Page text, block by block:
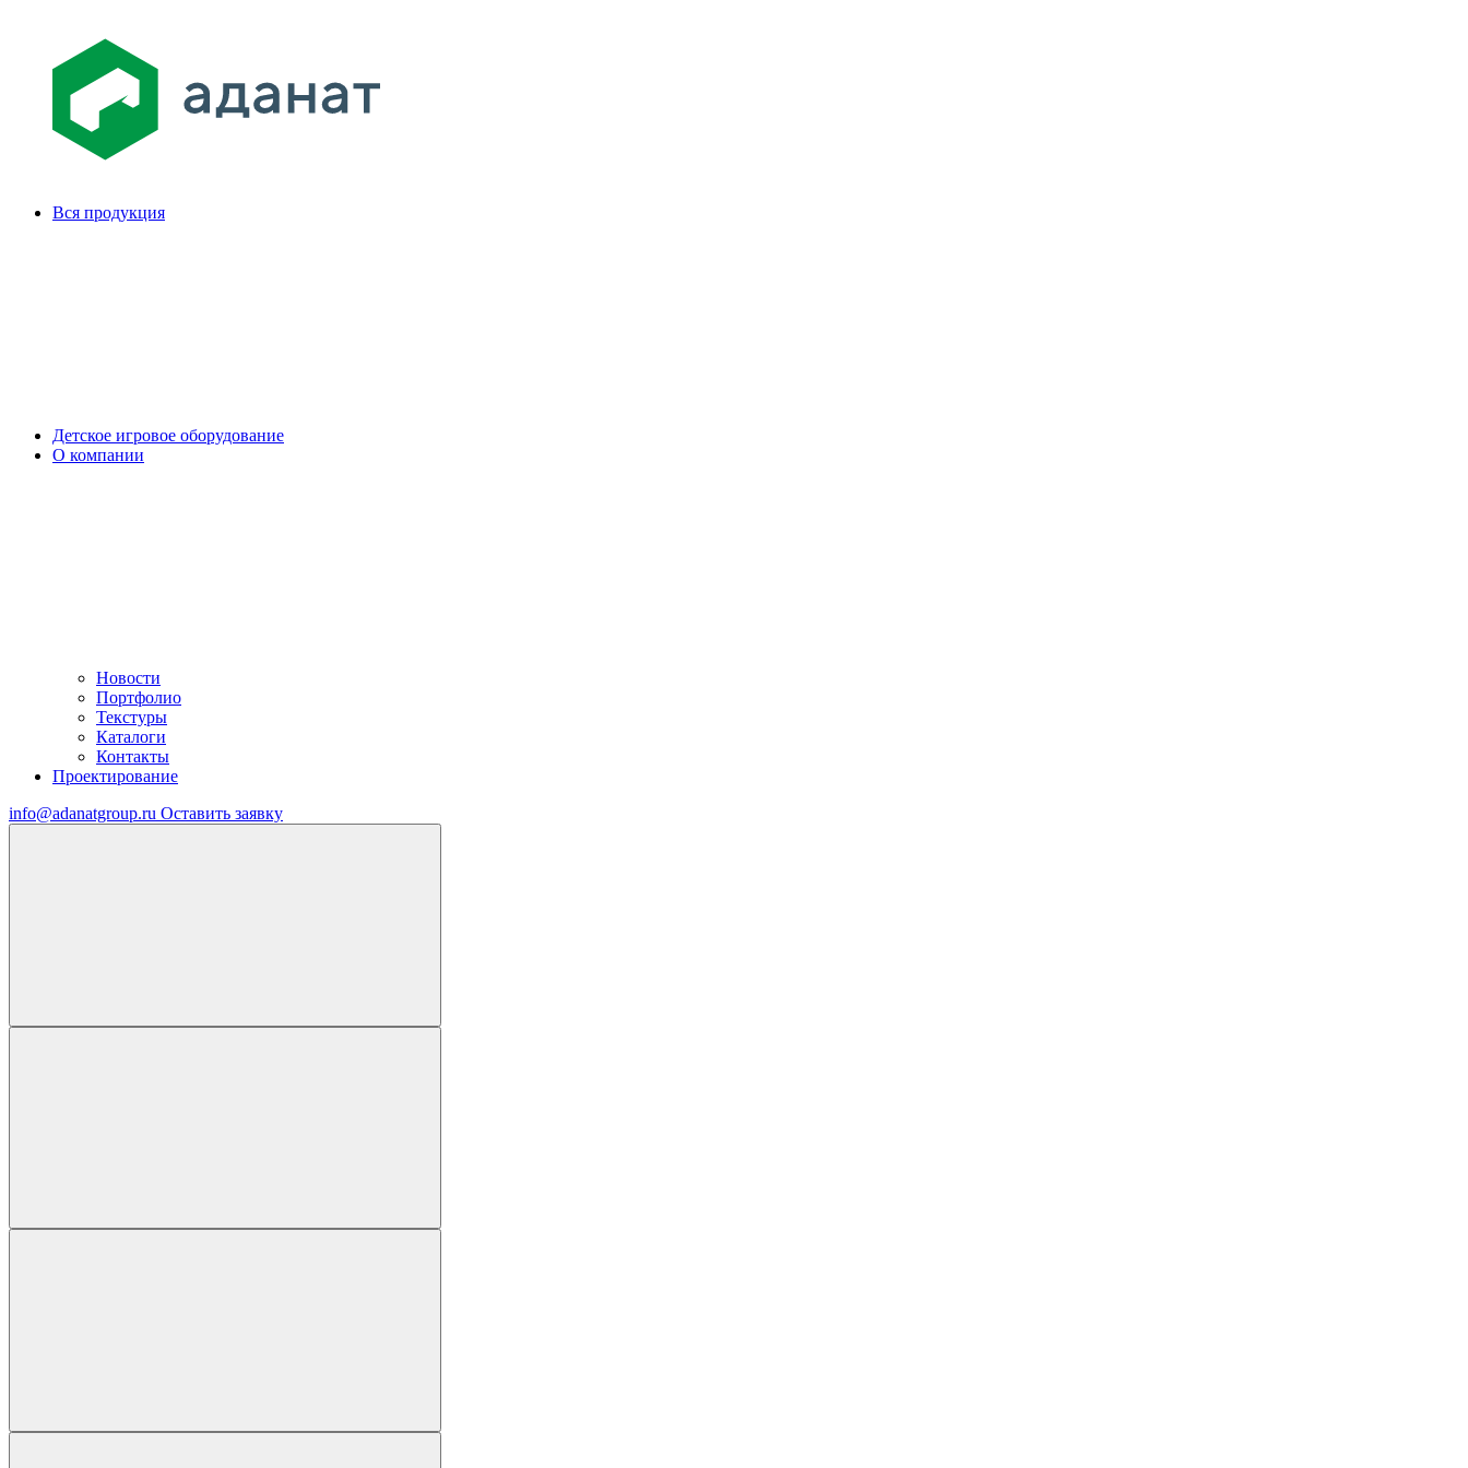
Вся продукция
Детское игровое оборудование
О компании
Новости
Портфолио
Текстуры
Каталоги
Контакты
Проектирование
info@adanatgroup.ru Оставить заявку